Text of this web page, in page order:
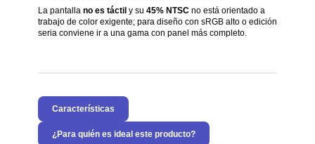
La pantalla no es táctily su 45% NTSCno está orientado a
trabajo de color exigente; para diseño con sRGB alto o edición
seria conviene ir a una gama con panel más completo.
Características
¿Para quién es ideal este producto?